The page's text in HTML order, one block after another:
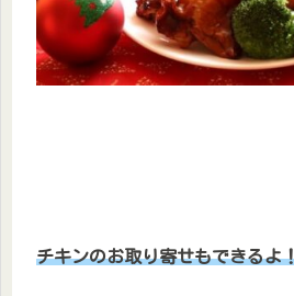
チキンのお取り寄せもできるよ